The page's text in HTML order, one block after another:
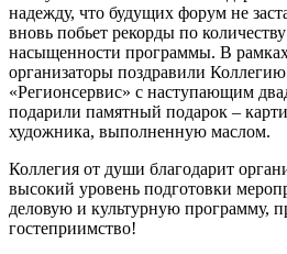
надежду, что будущих форум не
вновь побьет рекорды по
насыщенности программы. В
организаторы поздравили Коллегию
«Регионсервис» с наступающим
подарили памятный подарок –
художника, выполненную маслом.
Коллегия от души благодарит
высокий уровень подготовки
деловую и культурную программу,
гостеприимство!